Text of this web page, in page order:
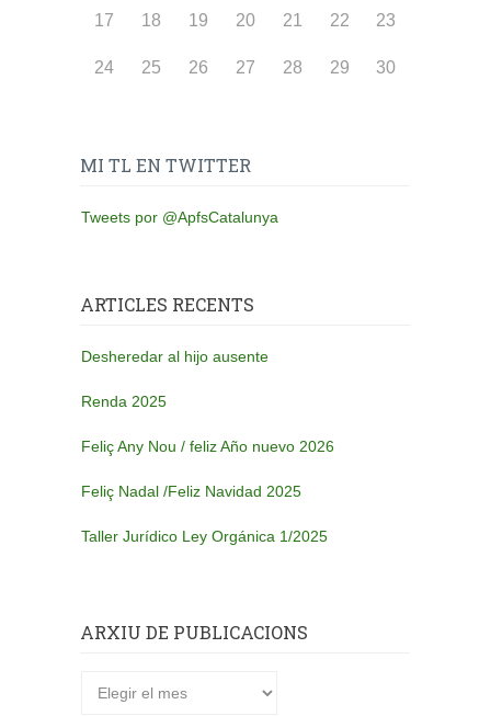
17 18 19 20 21 22 23
24 25 26 27 28 29 30
MI TL EN TWITTER
Tweets por @ApfsCatalunya
ARTICLES RECENTS
Desheredar al hijo ausente
Renda 2025
Feliç Any Nou / feliz Año nuevo 2026
Feliç Nadal /Feliz Navidad 2025
Taller Jurídico Ley Orgánica 1/2025
ARXIU DE PUBLICACIONS